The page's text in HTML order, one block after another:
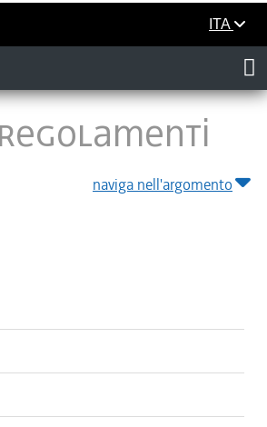
ITA
naviga nell'argomento